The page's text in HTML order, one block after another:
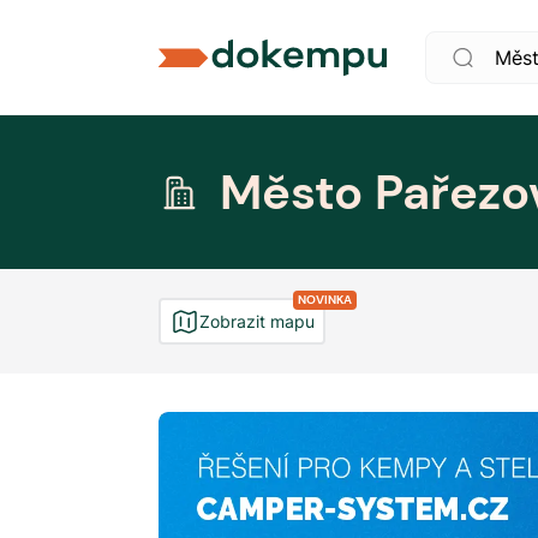
Město
NOVINKA
Zobrazit mapu